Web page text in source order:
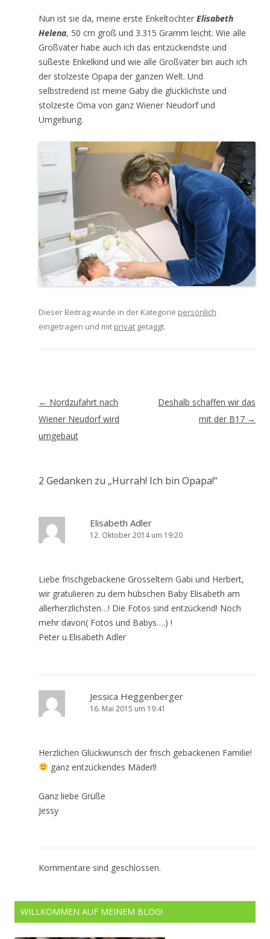
Nun ist sie da, meine erste Enkeltochter Elisabeth
Helena, 50 cm groß und 3.315 Gramm leicht. Wie alle
Großväter habe auch ich das entzückendste und
süßeste Enkelkind und wie alle Großväter bin auch ich
der stolzeste Opapa der ganzen Welt. Und
selbstredend ist meine Gaby die glücklichste und
stolzeste Oma von ganz Wiener Neudorf und
Umgebung.
Dieser Beitrag wurde in der Kategorie persönlich
eingetragen und mit privat getaggt.
Artikel-
Navigation
← Nordzufahrt nach
Wiener Neudorf wird
umgebaut
Deshalb schaffen wir das
mit der B17 →
2 Gedanken zu „Hurrah! Ich bin Opapa!“
Elisabeth Adler
12. Oktober 2014 um 19:20
Liebe frischgebackene Grosseltern Gabi und Herbert,
wir gratulieren zu dem hübschen Baby Elisabeth am
allerherzlichsten…! Die Fotos sind entzückend! Noch
mehr davon( Fotos und Babys….) !
Peter u.Elisabeth Adler
Jessica Heggenberger
16. Mai 2015 um 19:41
Herzlichen Glückwunsch der frisch gebackenen Familie!
ganz entzückendes Mäderl!
Ganz liebe Grüße
Jessy
Kommentare sind geschlossen.
WILLKOMMEN AUF MEINEM BLOG!